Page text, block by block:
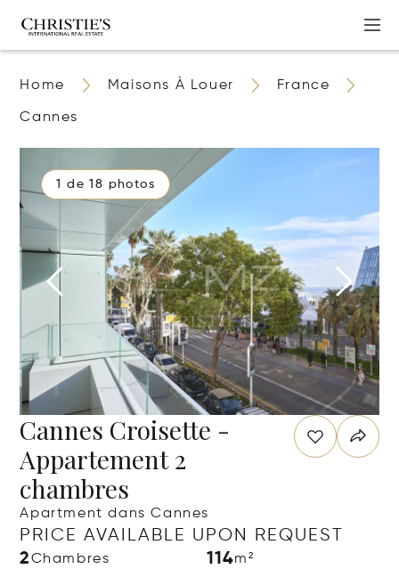
Home Maisons À Louer France
Cannes
1 de 18 photos
Cannes Croisette -
Appartement 2
chambres
Apartment dans Cannes
PRICE AVAILABLE UPON REQUEST
2Chambres 114m²